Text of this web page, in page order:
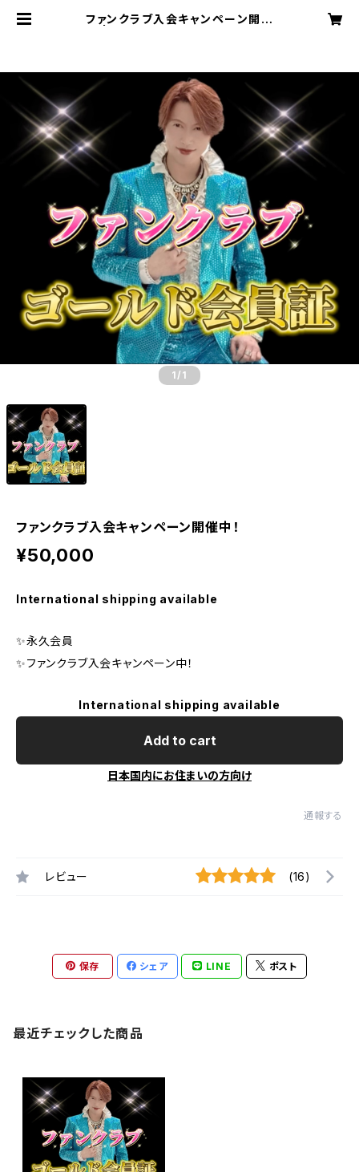
ファンクラブ入会キャンペーン開催
1 /1
ファンクラブ入会キャンペーン開催中！
¥50,000
International shipping available
✨永久会員
✨ファンクラブ入会キャンペーン中！
International shipping available
Add to cart
日本国内にお住まいの方向け
通報する
レビュー (16)
保存 シェア LINE ポスト
最近チェックした商品